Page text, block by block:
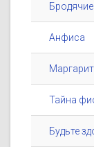
Анфиса
Тайна
Будьте